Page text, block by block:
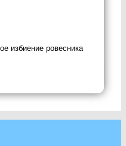
избиение ровесника